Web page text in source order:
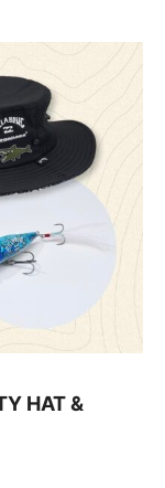
HAT &